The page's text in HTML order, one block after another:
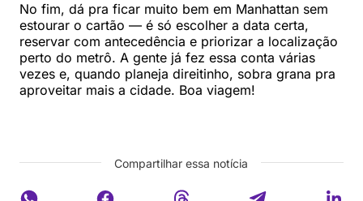
No fim, dá pra ficar muito bem em Manhattan sem
estourar o cartão — é só escolher a data certa,
reservar com antecedência e priorizar a localização
perto do metrô. A gente já fez essa conta várias
vezes e, quando planeja direitinho, sobra grana pra
aproveitar mais a cidade. Boa viagem!
Compartilhar essa notícia